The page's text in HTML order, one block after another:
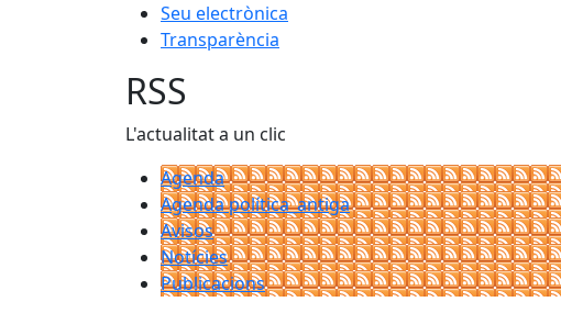
Seu electrònica
Transparència
RSS
L'actualitat a un clic
Agenda
Agenda política_antiga
Avisos
Notícies
Publicacions